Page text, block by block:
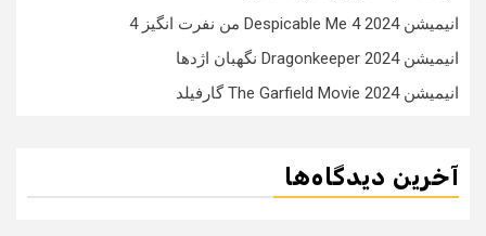
انیمیشن Despicable Me 4 2024 من نفرت انگیز 4
انیمیشن Dragonkeeper 2024 نگهبان اژدها
انیمیشن The Garfield Movie 2024 گارفیلد
آخرین دیدگاه‌ها